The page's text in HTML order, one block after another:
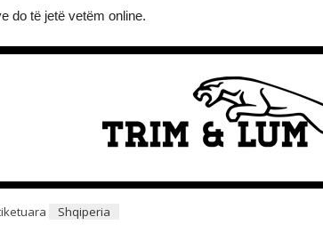
do të jetë vetëm online.
Shqiperia